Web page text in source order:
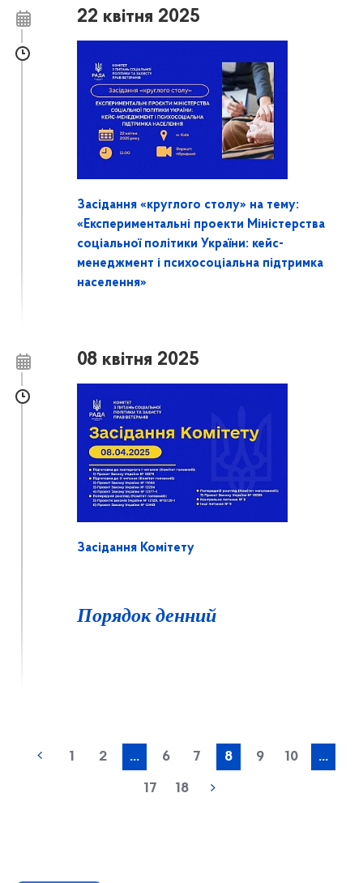
22 квітня 2025
Засідання «круглого столу» на тему:
«Експериментальні проекти Міністерства
соціальної політики України: кейс-
менеджмент і психосоціальна підтримка
населення»
08 квітня 2025
Засідання Комітету
Порядок денний
1 2 ... 6 7 8 9 10 ...
17 18